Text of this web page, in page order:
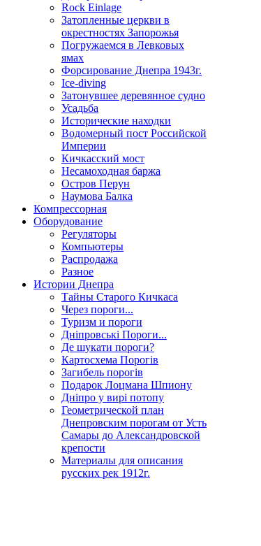
Rock Einlage
Затопленные церкви в
окрестностях Запорожья
Погружаемся в Левковых
ямах
Форсирование Днепра 1943г.
Ice-diving
Затонувшее деревянное судно
Усадьба
Исторические находки
Водомерный пост Российской
Империи
Кичкасский мост
Несамоходная баржа
Остров Перун
Наумова Балка
Компрессорная
Оборудование
Регуляторы
Компьютеры
Распродажа
Разное
Истории Днепра
Тайны Старого Кичкаса
Через пороги...
Туризм и пороги
Дніпровські Пороги...
Де шукати пороги?
Картосхема Порогів
Загибель порогів
Подарок Лоцмана Шпиону
Дніпро у вирі потопу
Геометрической план
Днепровским порогам от Усть
Самары до Александровской
крепости
Материалы для описания
русских рек 1912г.